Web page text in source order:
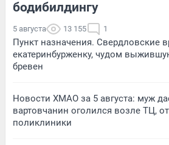
бодибилдингу
5 августа 13 155 1
Пункт назначения. Свердловские
екатеринбурженку, чудом
бревен
Новости ХМАО за 5 августа: муж
вартовчанин оголился возле ТЦ,
поликлиники